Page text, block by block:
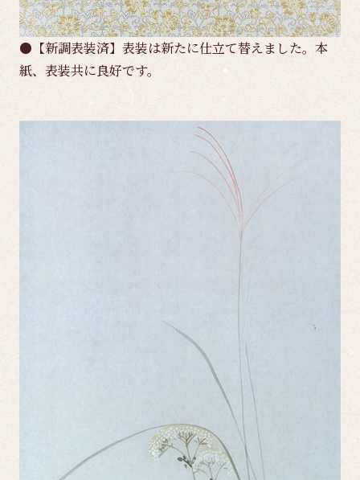
●【新調表装済】表装は新たに仕立て替えました。本
紙、表装共に良好です。